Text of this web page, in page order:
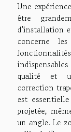
Une
être
d'installation
concerne
qualité et
correction
est
projetée,
un angle. Le